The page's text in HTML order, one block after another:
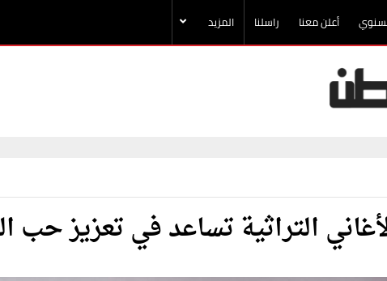
أعلن معنا راسلنا المزيد
التراثية تساعد في تعزيز حب